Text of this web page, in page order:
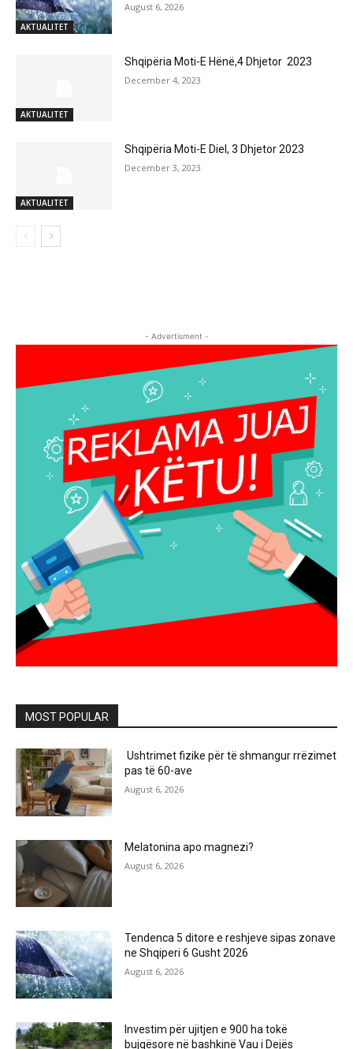
AKTUALITET
August 6, 2026
AKTUALITET
Shqipëria Moti-E Hënë,4 Dhjetor 2023
December 4, 2023
AKTUALITET
Shqipëria Moti-E Diel, 3 Dhjetor 2023
December 3, 2023
- Advertisment -
MOST POPULAR
Ushtrimet fizike për të shmangur rrëzimet
pas të 60-ave
August 6, 2026
Melatonina apo magnezi?
August 6, 2026
Tendenca 5 ditore e reshjeve sipas zonave
ne Shqiperi 6 Gusht 2026
August 6, 2026
Investim për ujitjen e 900 ha tokë
bujqësore në bashkinë Vau i Dejës